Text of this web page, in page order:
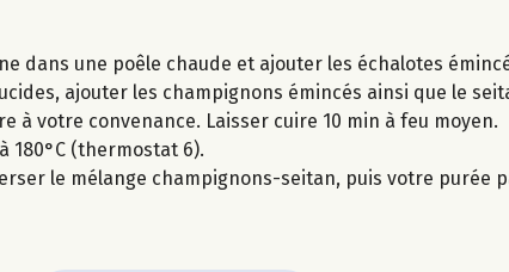
dans une poêle chaude et ajouter les échalotes
ajouter les champignons émincés ainsi que le
à votre convenance. Laisser cuire 10 min à feu moyen.
180°C (thermostat 6).
le mélange champignons-seitan, puis votre purée